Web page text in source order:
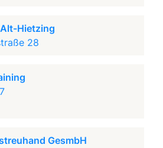
Hietzing
28
GesmbH